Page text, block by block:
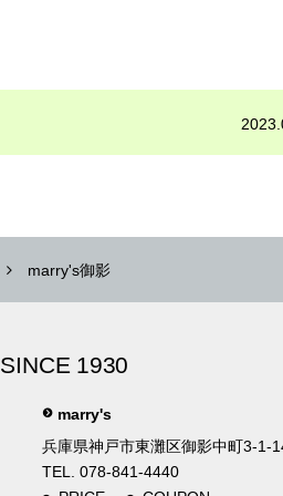
marry's御影
SINCE 1930
marry's
兵庫県神戸市東灘区御影中町3-1-
TEL. 078-841-4440